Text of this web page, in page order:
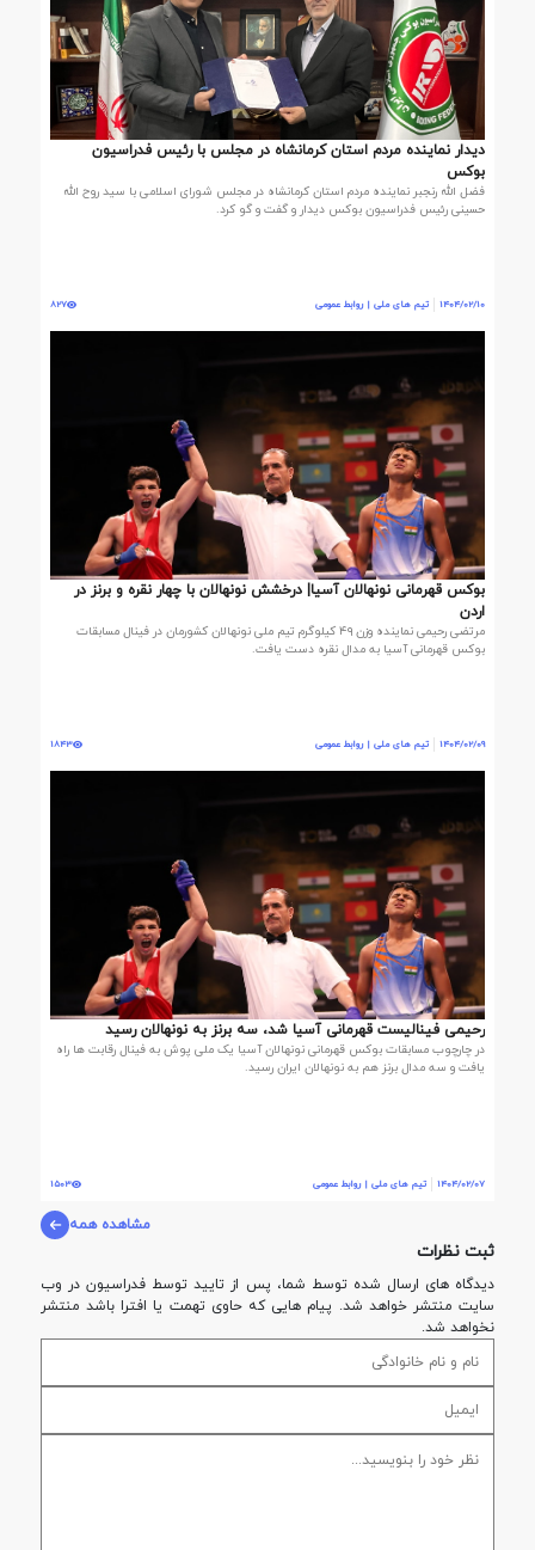
دیدار نماینده مردم استان کرمانشاه در مجلس با رئیس فدراسیون
بوکس
فضل الله رنجبر نماینده مردم استان کرمانشاه در مجلس شورای اسلامی با سید روح الله
حسینی رئیس فدراسیون بوکس دیدار و گفت و گو کرد.
1404/02/10 تیم های ملی | روابط عمومی 827
بوکس قهرمانی نونهالان آسیا| درخشش نونهالان با چهار نقره و برنز در
اردن
مرتضی رحیمی نماینده وزن ۴۹ کیلوگرم تیم ملی نونهالان کشورمان در فینال مسابقات
بوکس قهرمانی آسیا به مدال نقره دست یافت.
1404/02/09 تیم های ملی | روابط عمومی 1843
رحیمی فینالیست قهرمانی آسیا شد، سه برنز به نونهالان رسید
در چارچوب مسابقات بوکس قهرمانی نونهالان آسیا یک ملی پوش به فینال رقابت ها راه
یافت و سه مدال برنز هم به نونهالان ایران رسید.
1404/02/07 تیم های ملی | روابط عمومی 1503
مشاهده همه
ثبت نظرات
دیدگاه های ارسال شده توسط شما، پس از تایید توسط فدراسيون در وب
سایت منتشر خواهد شد. پیام هایی که حاوی تهمت یا افترا باشد منتشر
نخواهد شد.